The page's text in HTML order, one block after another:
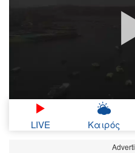
LIVE Καιρός